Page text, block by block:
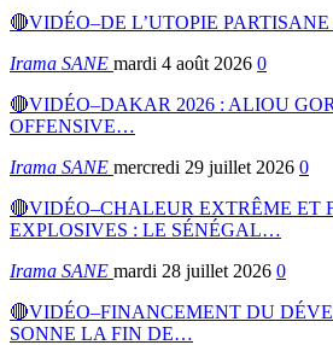
🔴VIDÉO–DE L’UTOPIE
Irama SANE mardi 4 août 2026 0
🔴VIDÉO–DAKAR 2026 : ALIOU
OFFENSIVE…
Irama SANE mercredi 29 juillet 2026 0
🔴VIDÉO–CHALEUR EXTRÊME ET
EXPLOSIVES : LE SÉNÉGAL…
Irama SANE mardi 28 juillet 2026 0
🔴VIDÉO–FINANCEMENT DU
SONNE LA FIN DE…